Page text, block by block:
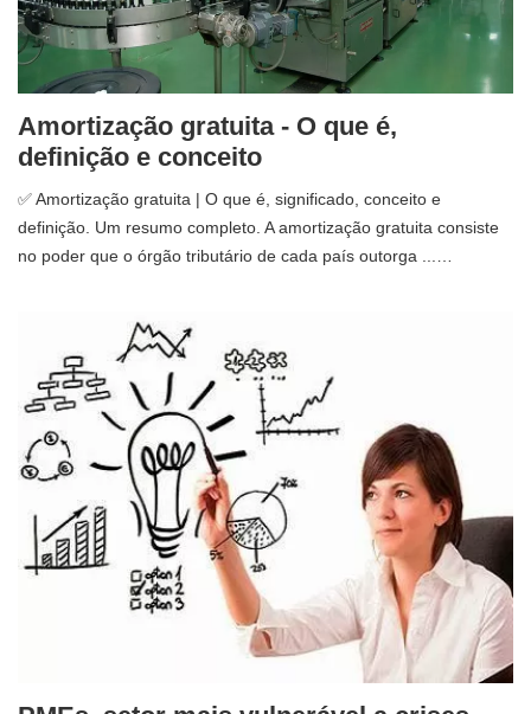
Amortização gratuita - O que é,
definição e conceito
✅ Amortização gratuita | O que é, significado, conceito e
definição. Um resumo completo. A amortização gratuita consiste
no poder que o órgão tributário de cada país outorga ...…